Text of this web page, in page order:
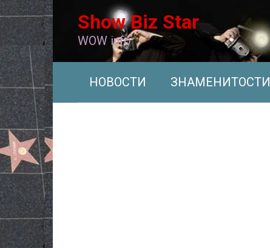
Перейти
к
контенту
Show Biz Star
WOW info
НОВОСТИ ЗНАМЕНИТОСТИ